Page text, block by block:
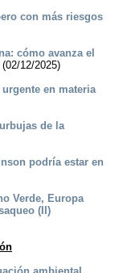
con más riesgos
cómo avanza el
(02/12/2025)
en materia
de la
podría estar en
Verde, Europa
(II)